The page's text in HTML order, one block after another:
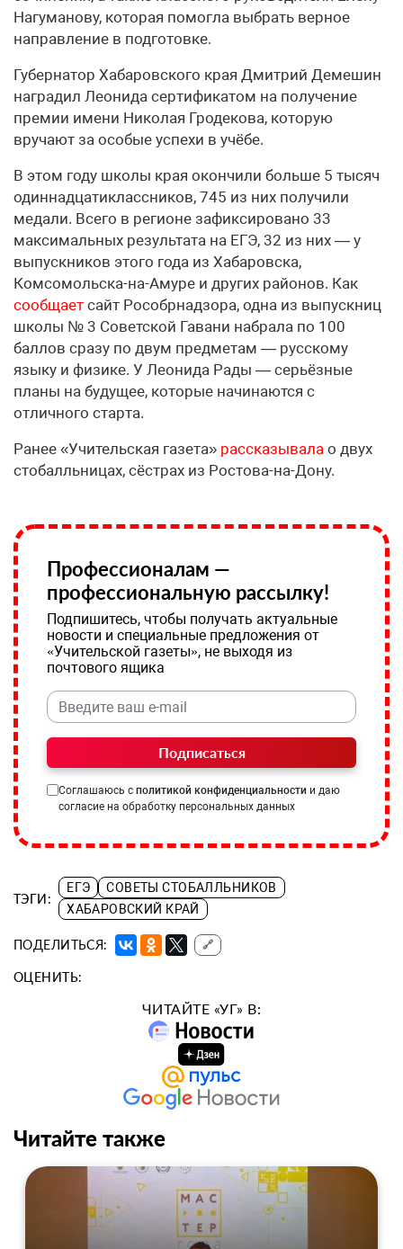
Нагуманову, которая помогла выбрать верное
направление в подготовке.
Губернатор Хабаровского края Дмитрий Демешин
наградил Леонида сертификатом на получение
премии имени Николая Гродекова, которую
вручают за особые успехи в учёбе.
В этом году школы края окончили больше 5 тысяч
одиннадцатиклассников, 745 из них получили
медали. Всего в регионе зафиксировано 33
максимальных результата на ЕГЭ, 32 из них — у
выпускников этого года из Хабаровска,
Комсомольска-на-Амуре и других районов. Как
сообщает сайт Рособрнадзора, одна из выпускниц
школы № 3 Советской Гавани набрала по 100
баллов сразу по двум предметам — русскому
языку и физике. У Леонида Рады — серьёзные
планы на будущее, которые начинаются с
отличного старта.
Ранее «Учительская газета» рассказывала о двух
стобалльницах, сёстрах из Ростова-на-Дону.
Профессионалам —
профессиональную рассылку!
Подпишитесь, чтобы получать актуальные
новости и специальные предложения от
«Учительской газеты», не выходя из
почтового ящика
Подписаться
Соглашаюсь с политикой конфиденциальности и даю
согласие на обработку персональных данных
ТЭГИ:
ЕГЭ
СОВЕТЫ СТОБАЛЛЬНИКОВ
ХАБАРОВСКИЙ КРАЙ
ПОДЕЛИТЬСЯ: 🔗
ОЦЕНИТЬ:
ЧИТАЙТЕ «УГ» В:
Читайте также